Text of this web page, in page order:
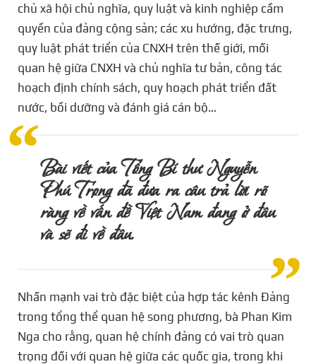
chủ xã hội chủ nghĩa, quy luật và kinh nghiệp cầm
quyền của đảng cộng sản; các xu hướng, đặc trưng,
quy luật phát triển của CNXH trên thế giới, mối
quan hệ giữa CNXH và chủ nghĩa tư bản, công tác
hoạch định chính sách, quy hoạch phát triển đất
nước, bồi dưỡng và đánh giá cán bộ…
Bài viết củaTổng Bí thư Nguyễn
PhúTrọng đã đưa ra câu trả lời rõ
ràng về vấn đề Việt Nam đang ở đâu
và sẽ đi về đâu.
Nhấn mạnh vai trò đặc biệt của hợp tác kênh Đảng
trong tổng thể quan hệ song phương, bà Phan Kim
Nga cho rằng, quan hệ chính đảng có vai trò quan
trọng đối với quan hệ giữa các quốc gia, trong khi